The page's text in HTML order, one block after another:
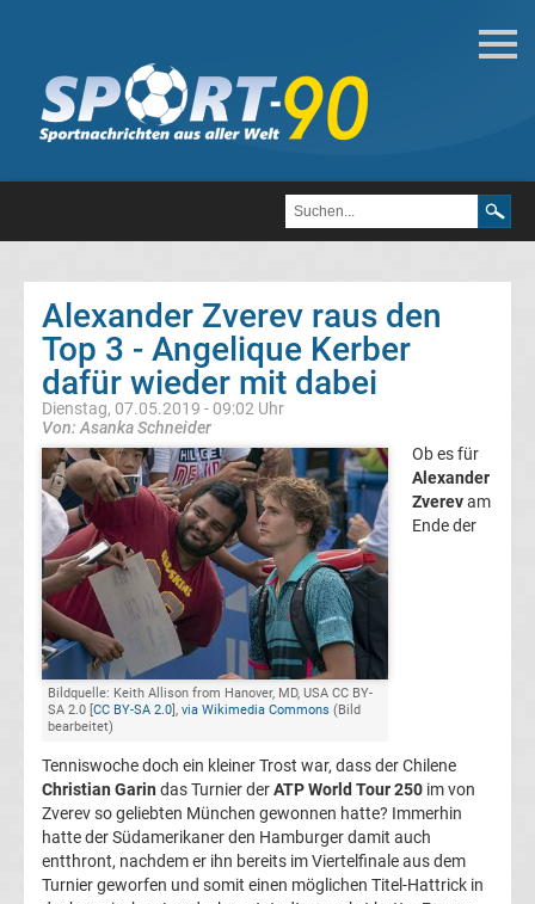
Tennis
Alle
Damen
Alle
Wimbledonsieger
der
Herren
Deutscher
Tennis
Bund
Tennis
heute
Alexander Zverev raus den
Top 3 - Angelique Kerber
dafür wieder mit dabei
Dienstag, 07.05.2019 - 09:02 Uhr
Von: Asanka Schneider
Bildquelle: Keith Allison from Hanover, MD, USA CC BY-
SA 2.0 [CC BY-SA 2.0], via Wikimedia Commons (Bild
bearbeitet)
Ob es für
Alexander
Zverevam
Ende der
Tenniswoche doch ein kleiner Trost war, dass der Chilene
Christian Garin das Turnier derATP World Tour 250 im von
Zverev so geliebten München gewonnen hatte? Immerhin
hatte der Südamerikaner den Hamburger damit auch
entthront, nachdem er ihn bereits im Viertelfinale aus dem
Turnier geworfen und somit einen möglichen Titel-Hattrick in